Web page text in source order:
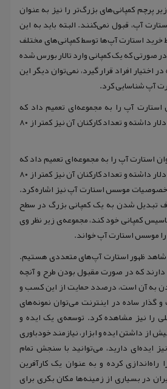
پرچم کمپانی‌های بزرگ‌تر را نیز به عنوان
آپ، قبول نمی‌کنند. البته باید به این
خرید استارت آپ‌ها توسط کمپانی‌های مختلف
صورتی که یک کمپانی وارد تالار بورس شده
افراد قرار گیرد، نمی‌توان دیگر این
آپ شناسایی کرد.
آپ را به مجموعه‌ای تعمیم داد که
درآمدی کمتر از ۲۰ میلیون دلار داشته و تعداد کارکنان آن نیز کمتر از ۸۰
استارت آپ را به مجموعه‌ای تعمیم داد که
درآمدی کمتر از ۲۰ میلیون دلار داشته و تعداد کارکنان آن نیز کمتر از ۸۰
خصوصیات موسس استارت آپ نیز اشاره کرد.
تبدیل شدن به یک کمپانی بزرگ در سطح
کمپانی خود کند، مجموعه‌ی زیر نظر وی
موسس استارت آپ خواند.
شاهد ظهور استارت آپ‌های متعددی هستیم.
که در صورت مقبول بودن طرح و آنچه
به آن است، درصدد حمایت از این کسب و
گذار ساده در اینترنت می‌توان نمونه‌های
را نیز مشاهده کرد. توسعه‌ی یک ایده و
از داشتن ایده و ابزار، نیازمند خودباوری
ایده‌ای دارید، می‌توانید با سنجش تمام
کرده و به عنوان یک کارآفرین
در بسیاری از زمینه‌ها مکان بکری برای